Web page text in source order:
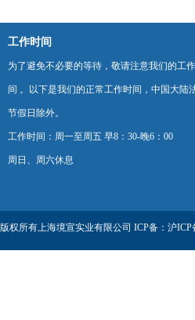
工作时间
为了避免不必要的等待，敬请注意我们的工
间 。以下是我们的正常工作时间，中国大陆
节假日除外。
工作时间：周一至周五 早8：30-晚6：00
周日、周六休息
版权所有上海境宣实业有限公司 ICP备： 沪ICP